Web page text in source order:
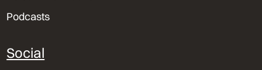
Podcasts
Social